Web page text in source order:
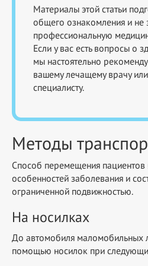
Материалы этой статьи
общего ознакомления и не
профессиональную
Если у вас есть вопросы о
мы настоятельно
вашему лечащему врачу
специалисту.
Методы
Способ перемещения пациентов
особенностей заболевания и
ограниченной подвижностью.
На носилках
До автомобиля
помощью носилок при